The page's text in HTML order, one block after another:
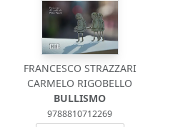
FRANCESCO STRAZZARI
CARMELO RIGOBELLO
BULLISMO
9788810712269